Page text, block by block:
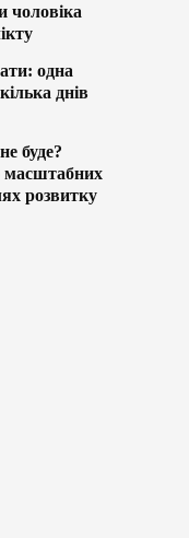
чоловіка
одна
днів
буде?
масштабних
розвитку